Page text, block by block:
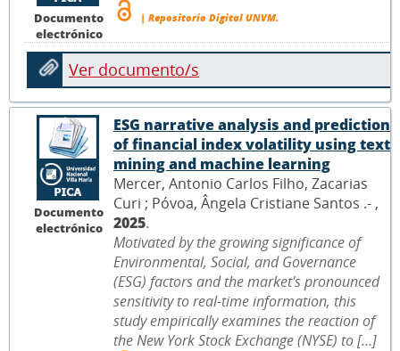
Documento
electrónico
| Repositorio Digital UNVM.
Ver documento/s
Documento
electrónico
ESG narrative analysis and prediction
of financial index volatility using text
mining and machine learning
Mercer, Antonio Carlos Filho, Zacarias
Curi ; Póvoa, Ângela Cristiane Santos .- ,
2025.
Motivated by the growing significance of
Environmental, Social, and Governance
(ESG) factors and the market's pronounced
sensitivity to real-time information, this
study empirically examines the reaction of
the New York Stock Exchange (NYSE) to [...]